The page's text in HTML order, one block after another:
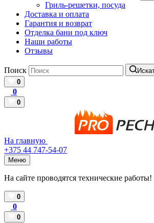
Гриль-решетки, посуда
Доставка и оплата
Гарантия и возврат
Отделка бани под ключ
Наши работы
Отзывы
Поиск
0
0
0
На главную
+375 44 747-54-07
Меню
На сайте проводятся технические
0
0
0